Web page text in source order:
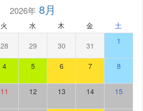
2026年8月
火 水 木 金 土
28 29 30 31 1
4 5 6 7 8
11 12 13 14 15